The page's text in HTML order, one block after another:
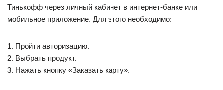
Тинькофф через личный кабинет в интернет-банке или
мобильное приложение. Для этого необходимо:
1. Пройти авторизацию.
2. Выбрать продукт.
3. Нажать кнопку «Заказать карту».